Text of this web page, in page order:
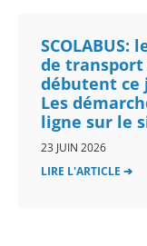
de transport
débutent ce
Les
ligne sur le
23 JUIN 2026
LIRE L'ARTICLE ➔